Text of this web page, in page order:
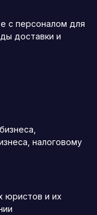
с персоналом для
доставки и
налоговому
юристов и их